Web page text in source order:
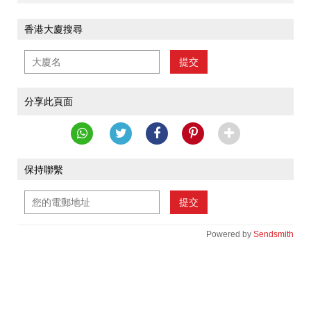
香港大廈搜尋
提交
分享此頁面
保持聯繫
提交
Powered by Sendsmith